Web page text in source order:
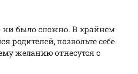
ни было сложно. В крайнем
родителей, позвольте себе
желанию отнесутся с